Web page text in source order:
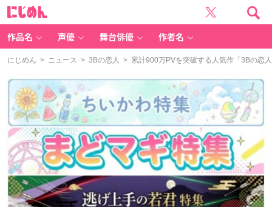
作品名 声優 舞台俳優 作者名
にじめん > ニュース > 3Bの恋人 > 累計900万PVを突破する人気作「3Bの恋